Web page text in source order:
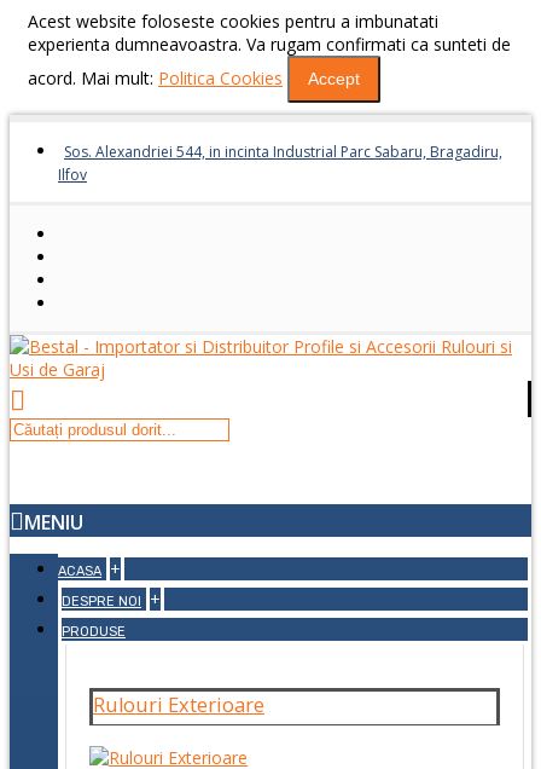
Acest website foloseste cookies pentru a imbunatati
experienta dumneavoastra. Va rugam confirmati ca sunteti de
acord. Mai mult: Politica Cookies Accept
Sos. Alexandriei 544, in incinta Industrial Parc Sabaru, Bragadiru,
Ilfov
MENIU
ACASA +
DESPRE NOI +
PRODUSE
Rulouri Exterioare